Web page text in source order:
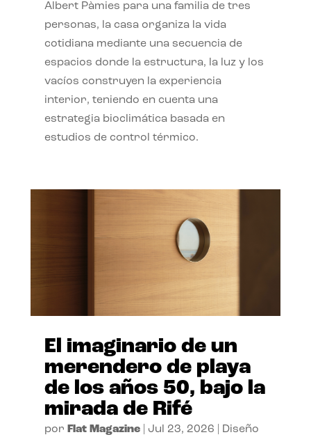
Albert Pàmies para una familia de tres
personas, la casa organiza la vida
cotidiana mediante una secuencia de
espacios donde la estructura, la luz y los
vacíos construyen la experiencia
interior, teniendo en cuenta una
estrategia bioclimática basada en
estudios de control térmico.
El imaginario de un
merendero de playa
de los años 50, bajo la
mirada de Rifé
por Flat Magazine| Jul 23, 2026 Diseño